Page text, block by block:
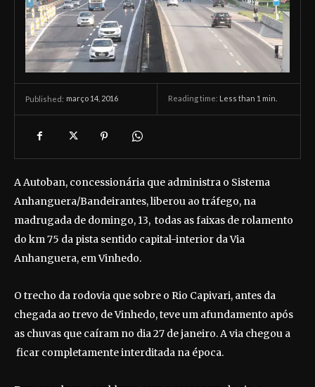
Published: março 14, 2016 Reading time: Less than 1 min.
A Autoban, concessionária que administra o Sistema
Anhanguera/Bandeirantes, liberou ao tráfego, na
madrugada de domingo, 13, todas as faixas de rolamento
do km 75 da pista sentido capital-interior da Via
Anhanguera, em Vinhedo.
O trecho da rodovia que sobre o Rio Capivari, antes da
chegada ao trevo de Vinhedo, teve um afundamento após
as chuvas que caíram no dia 27 de janeiro. A via chegou a
ficar completamente interditada na época.